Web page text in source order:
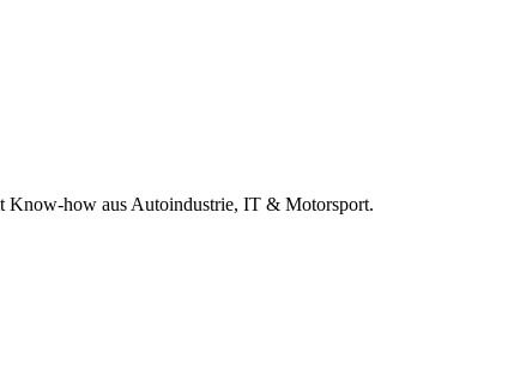
Know-how aus Autoindustrie, IT & Motorsport.